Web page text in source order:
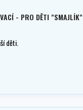
- PRO DĚTI "SMAJLÍK"
děti.